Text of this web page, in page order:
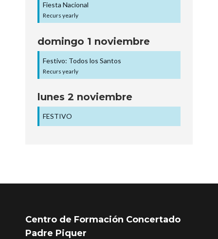
Fiesta Nacional
Recurs yearly
domingo 1 noviembre
Festivo: Todos los Santos
Recurs yearly
lunes 2 noviembre
FESTIVO
Centro de Formación Concertado
Padre Piquer